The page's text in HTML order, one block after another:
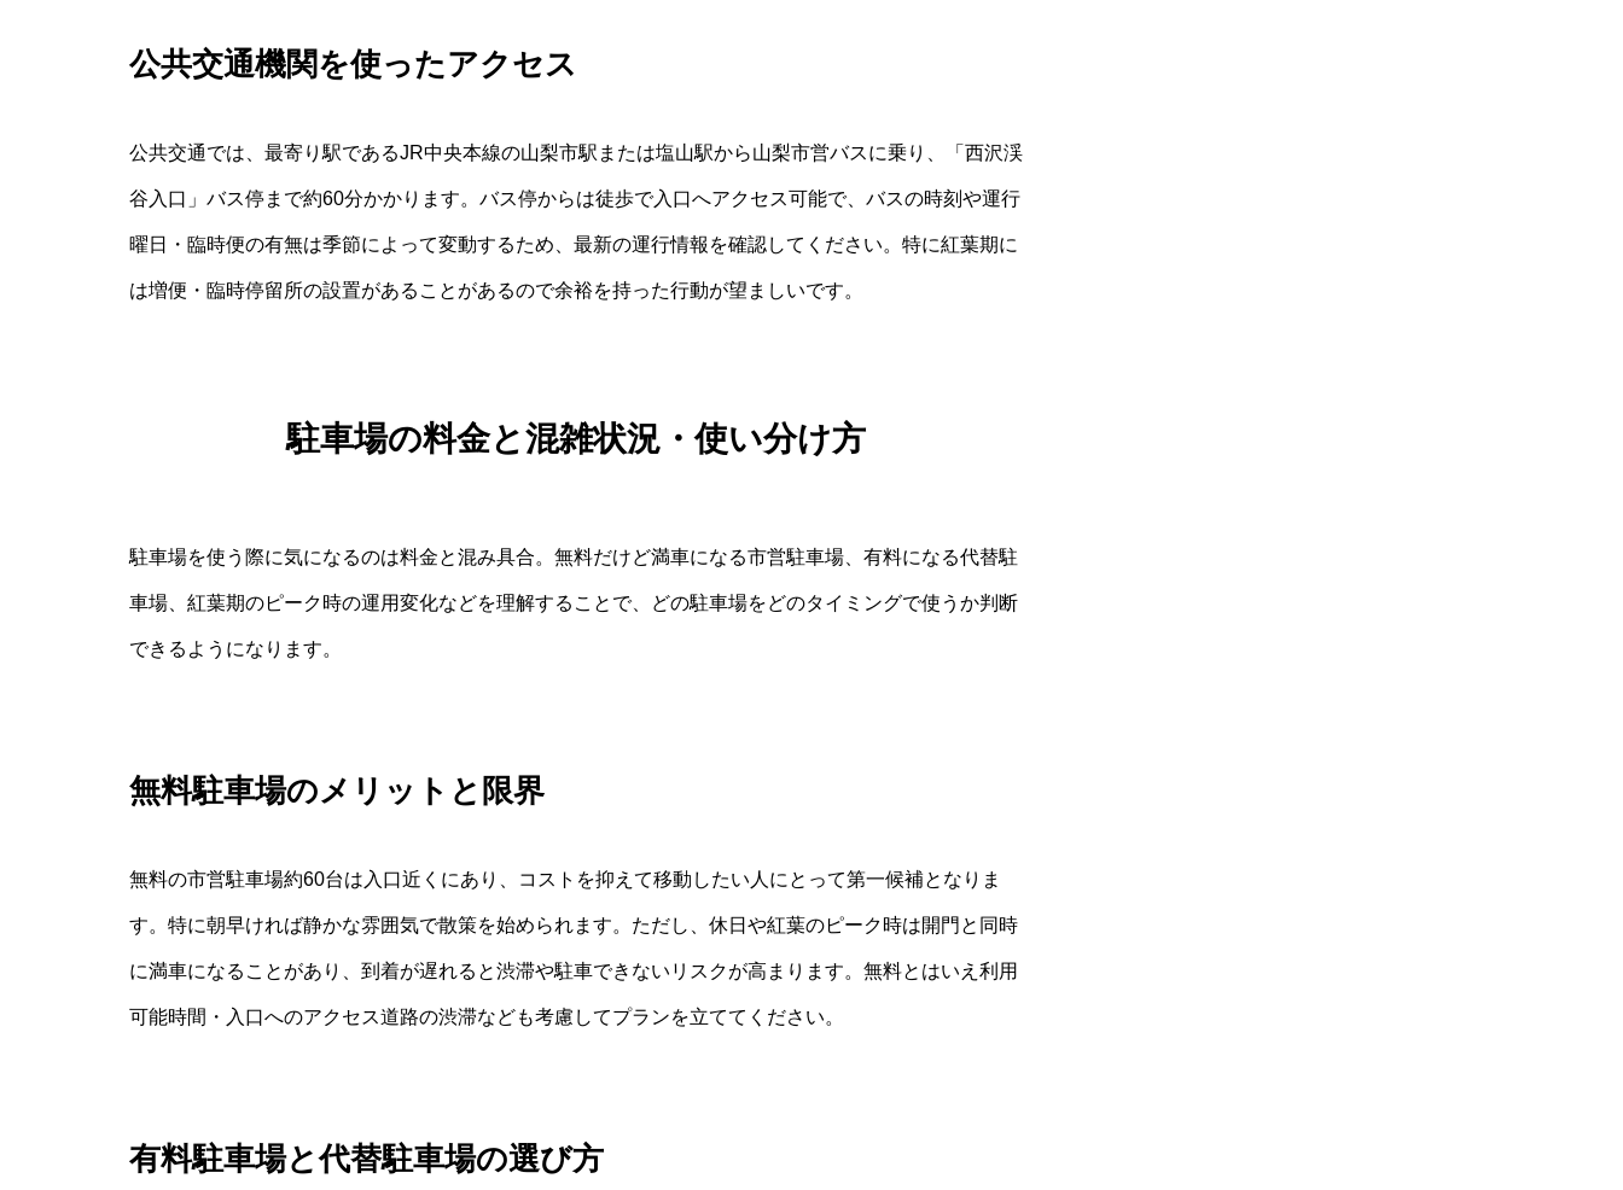
公共交通機関を使ったアクセス
公共交通では、最寄り駅であるJR中央本線の山梨市駅または塩山駅から山梨市営バスに乗り、「西沢渓
谷入口」バス停まで約60分かかります。バス停からは徒歩で入口へアクセス可能で、バスの時刻や運行
曜日・臨時便の有無は季節によって変動するため、最新の運行情報を確認してください。特に紅葉期に
は増便・臨時停留所の設置があることがあるので余裕を持った行動が望ましいです。
駐車場の料金と混雑状況・使い分け方
駐車場を使う際に気になるのは料金と混み具合。無料だけど満車になる市営駐車場、有料になる代替駐
車場、紅葉期のピーク時の運用変化などを理解することで、どの駐車場をどのタイミングで使うか判断
できるようになります。
無料駐車場のメリットと限界
無料の市営駐車場約60台は入口近くにあり、コストを抑えて移動したい人にとって第一候補となりま
す。特に朝早ければ静かな雰囲気で散策を始められます。ただし、休日や紅葉のピーク時は開門と同時
に満車になることがあり、到着が遅れると渋滞や駐車できないリスクが高まります。無料とはいえ利用
可能時間・入口へのアクセス道路の渋滞なども考慮してプランを立ててください。
有料駐車場と代替駐車場の選び方